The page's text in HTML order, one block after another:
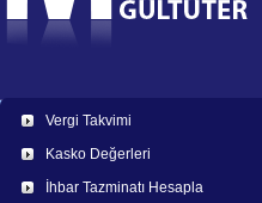
Vergi Takvimi
Kasko Değerleri
İhbar Tazminatı Hesapla